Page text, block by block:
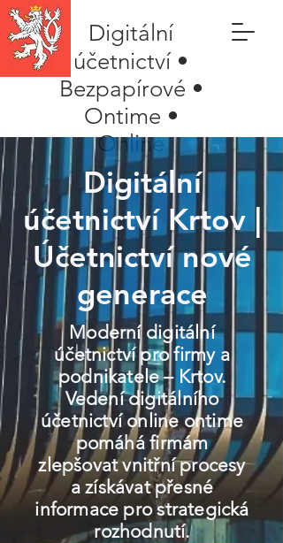
Digitální
účetnictví •
Bezpapírové •
Ontime •
Online
Digitální
účetnictví Krtov |
Účetnictví nové
generace
Moderní digitální
účetnictví pro firmy a
podnikatele – Krtov.
Vedení digitálního
účetnictví online ontime
pomáhá firmám
zlepšovat vnitřní procesy
a získávat přesné
informace pro strategická
rozhodnutí.